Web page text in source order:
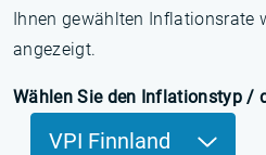
Ihnen gewählten Inflationsrate
angezeigt.
Wählen Sie den Inflationstyp /
VPI Finnland